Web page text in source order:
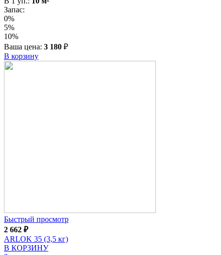
Запас:
0%
5%
10%
Ваша цена: 3 180 ₽
В корзину
Быстрый просмотр
2 662 ₽
ARLOK 35 (3,5 кг)
В КОРЗИНУ